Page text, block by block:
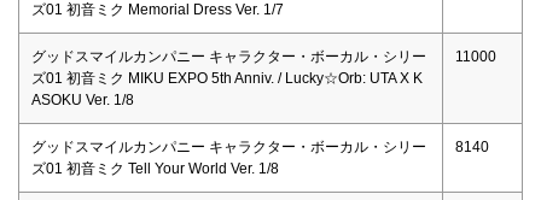
ズ01 初音ミク Memorial Dress Ver. 1/7
グッドスマイルカンパニー キャラクター・ボーカル・シリー
ズ01 初音ミク MIKU EXPO 5th Anniv. / Lucky☆Orb: UTA X K
ASOKU Ver. 1/8
11000
グッドスマイルカンパニー キャラクター・ボーカル・シリー
ズ01 初音ミク Tell Your World Ver. 1/8
8140